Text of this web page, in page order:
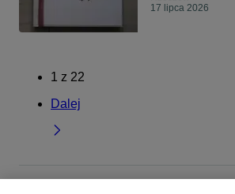
17 lipca 2026
1 z 22
Dalej